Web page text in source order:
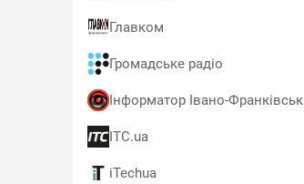
Главком
Громадське радіо
Інформатор Івано-Франківськ
ITC.ua
iTechua